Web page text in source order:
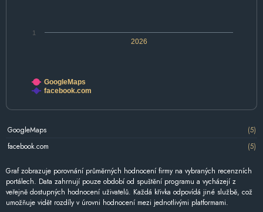
2026
1
GoogleMaps
facebook.com
GoogleMaps
(5)
facebook.com
(5)
Graf zobrazuje porovnání průměrných hodnocení firmy na vybraných recenzních
portálech. Data zahrnují pouze období od spuštění programu a vycházejí z
veřejně dostupných hodnocení uživatelů. Každá křivka odpovídá jiné službě, což
umožňuje vidět rozdíly v úrovni hodnocení mezi jednotlivými platformami.